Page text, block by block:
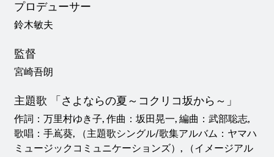
プロデューサー
鈴木敏夫
監督
宮崎吾朗
主題歌 「さよならの夏～コクリコ坂から～」
作詞：万里村ゆき子, 作曲：坂田晃一, 編曲：武部聡志,
歌唱：手嶌葵, （主題歌シングル/歌集アルバム：ヤマハ
ミュージックコミュニケーションズ）, （イメージアル